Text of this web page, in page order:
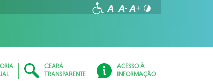
CEARÁ
TRANSPARENTE
ACESSO À
INFORMAÇÃO